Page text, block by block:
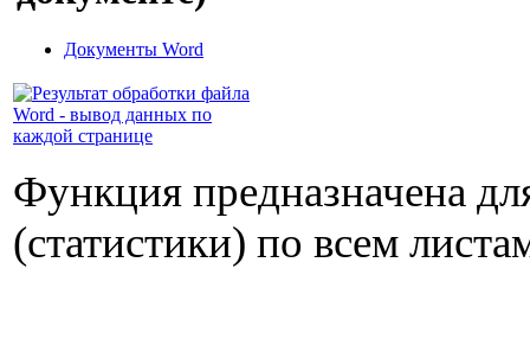
Документы Word
Функция предназначена
(статистики) по всем